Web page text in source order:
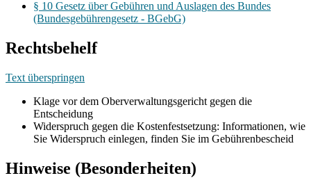
§ 10 Gesetz über Gebühren und Auslagen des Bundes
(Bundesgebührengesetz - BGebG)
Rechtsbehelf
Text überspringen
Klage vor dem Oberverwaltungsgericht gegen die
Entscheidung
Widerspruch gegen die Kostenfestsetzung: Informationen, wie
Sie Widerspruch einlegen, finden Sie im Gebührenbescheid
Hinweise (Besonderheiten)